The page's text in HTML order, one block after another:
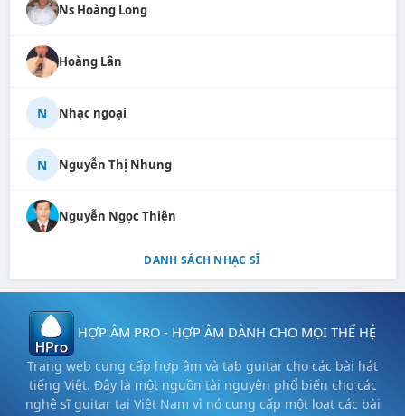
Ns Hoàng Long
Hoàng Lân
N Nhạc ngoại
N Nguyễn Thị Nhung
Nguyễn Ngọc Thiện
DANH SÁCH NHẠC SĨ
HỢP ÂM PRO - HỢP ÂM DÀNH CHO MỌI THẾ HỆ
Trang web cung cấp hợp âm và tab guitar cho các bài hát
tiếng Việt. Đây là một nguồn tài nguyên phổ biến cho các
nghệ sĩ guitar tại Việt Nam vì nó cung cấp một loạt các bài